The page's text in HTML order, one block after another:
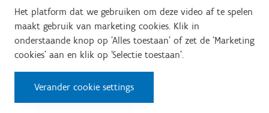
Het platform dat we gebruiken om deze video af te spelen
maakt gebruik van marketing cookies. Klik in
onderstaande knop op 'Alles toestaan' of zet de 'Marketing
cookies' aan en klik op 'Selectie toestaan'.
Verander cookie settings